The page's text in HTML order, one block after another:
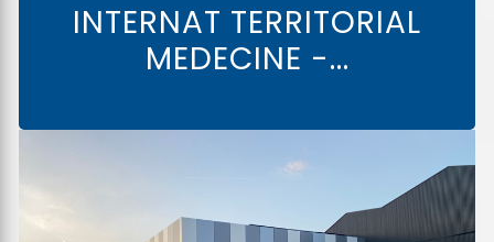
INTERNAT TERRITORIAL
MEDECINE -...